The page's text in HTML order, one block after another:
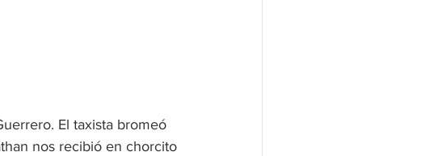
El taxista bromeó
nos recibió en chorcito